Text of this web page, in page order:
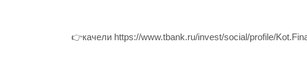
👉качели https://www.tbank.ru/invest/social/profile/